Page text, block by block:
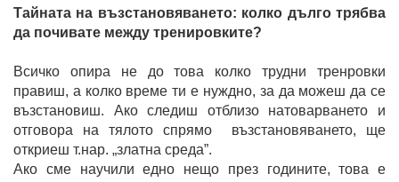
Тайната на възстановяването: колко дълго трябва
да почивате между тренировките?
Всичко опира не до това колко трудни тренровки
правиш, а колко време ти е нуждно, за да можеш да се
възстановиш. Ако следиш отблизо натоварването и
отговора на тялото спрямо възстановяването, ще
откриеш т.нар. „златна среда”.
Ако сме научили едно нещо през годините, това е